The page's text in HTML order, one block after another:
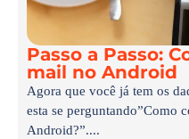
Passo a Passo:
mail no Android
Agora que você já tem os
esta se perguntando”Como
Android?”....